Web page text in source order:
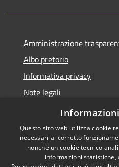
Amministrazione
Albo pretorio
Informativa privacy
Note legali
Dichiarazione di accessibilità
Questo sito web utilizza cookie
necessari al corretto
nonché un cookie tecnico
informazioni statistiche,